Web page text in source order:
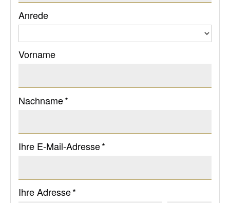
Anrede
Vorname
Nachname *
Ihre E-Mail-Adresse *
Ihre Adresse *